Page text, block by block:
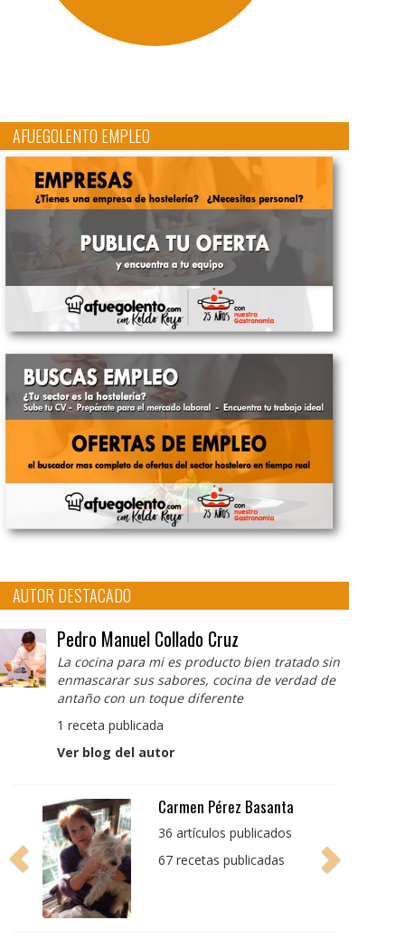
AFUEGOLENTO EMPLEO
AUTOR DESTACADO
Pedro Manuel Collado Cruz
La cocina para mi es producto bien tratado sin
enmascarar sus sabores, cocina de verdad de
antaño con un toque diferente
1 receta publicada
Ver blog del autor
Pedro Manuel Collado
Cruz
producto bien tratado